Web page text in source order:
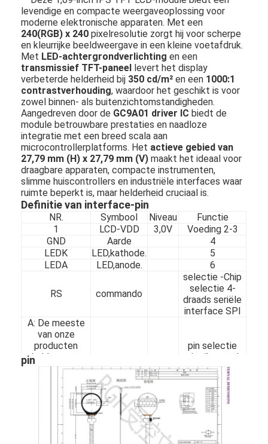
Producten
levendige en compacte weergaveoplossing voor
moderne elektronische apparaten. Met een
240(RGB) x 240 pixelresolutie zorgt hij voor scherpe
en kleurrijke beeldweergave in een kleine voetafdruk.
Met LED-achtergrondverlichting en een
transmissief TFT-paneel levert het display
verbeterde helderheid bij 350 cd/m² en een 1000:1
contrastverhouding, waardoor het geschikt is voor
zowel binnen- als buitenzichtomstandigheden.
Aangedreven door de GC9A01 driver IC biedt de
module betrouwbare prestaties en naadloze
integratie met een breed scala aan
microcontrollerplatforms. Het actieve gebied van
27,79 mm (H) x 27,79 mm (V) maakt het ideaal voor
draagbare apparaten, compacte instrumenten,
slimme huiscontrollers en industriële interfaces waar
ruimte beperkt is, maar helderheid cruciaal is.
Definitie van interface-pin
NR. Symbool Niveau
Functie
1
LCD-VDD 3,0V Voeding 2-3
GND
Aarde
4
LEDK
LED,kathode.
5
LEDA
LED,anode. 6
RS commando
selectie -Chip
selectie 4-
draads seriële
interface SPl
A: De meeste
van onze
producten
hebben een
MOQ van 1K,
omdat we een
LCD-
schermfabrikant
zijn.
Deze
pin selectie
gebruikt
de
seriële
interface
SPl
te
zijn Reset
LSDA SPl
pin